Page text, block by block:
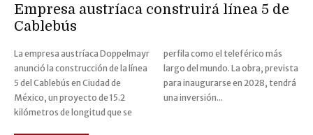
Empresa austríaca construirá línea 5 de
Cablebús
La empresa austríaca Doppelmayr
anunció la construcción de la línea
5 del Cablebús en Ciudad de
México, un proyecto de 15.2
kilómetros de longitud que se
perfila como el teleférico más
largo del mundo. La obra, prevista
para inaugurarse en 2028, tendrá
una inversión...